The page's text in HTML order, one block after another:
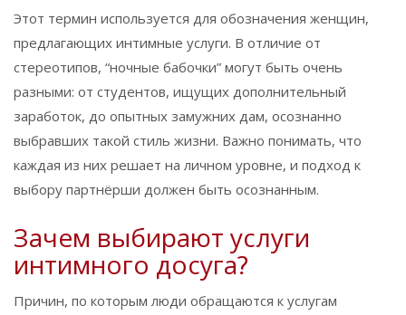
Этот термин используется для обозначения женщин,
предлагающих интимные услуги. В отличие от
стереотипов, “ночные бабочки” могут быть очень
разными: от студентов, ищущих дополнительный
заработок, до опытных замужних дам, осознанно
выбравших такой стиль жизни. Важно понимать, что
каждая из них решает на личном уровне, и подход к
выбору партнёрши должен быть осознанным.
Зачем выбирают услуги
интимного досуга?
Причин, по которым люди обращаются к услугам